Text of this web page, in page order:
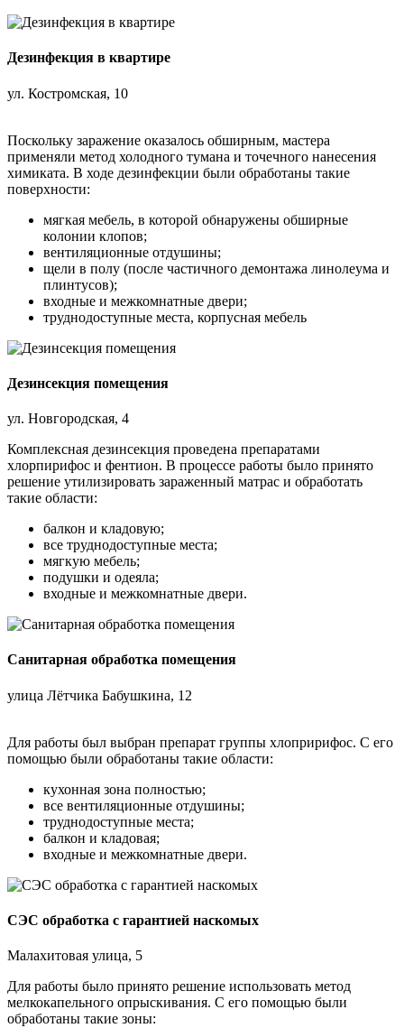
Дезинфекция в квартире
ул. Костромская, 10
Поскольку заражение оказалось обширным, мастера
применяли метод холодного тумана и точечного нанесения
химиката. В ходе дезинфекции были обработаны такие
поверхности:
мягкая мебель, в которой обнаружены обширные
колонии клопов;
вентиляционные отдушины;
щели в полу (после частичного демонтажа линолеума и
плинтусов);
входные и межкомнатные двери;
труднодоступные места, корпусная мебель
Дезинсекция помещения
ул. Новгородская, 4
Комплексная дезинсекция проведена препаратами
хлорпирифос и фентион. В процессе работы было принято
решение утилизировать зараженный матрас и обработать
такие области:
балкон и кладовую;
все труднодоступные места;
мягкую мебель;
подушки и одеяла;
входные и межкомнатные двери.
Санитарная обработка помещения
улица Лётчика Бабушкина, 12
Для работы был выбран препарат группы хлопририфос. С его
помощью были обработаны такие области:
кухонная зона полностью;
все вентиляционные отдушины;
труднодоступные места;
балкон и кладовая;
входные и межкомнатные двери.
СЭС обработка с гарантией наскомых
Малахитовая улица, 5
Для работы было принято решение использовать метод
мелкокапельного опрыскивания. С его помощью были
обработаны такие зоны: